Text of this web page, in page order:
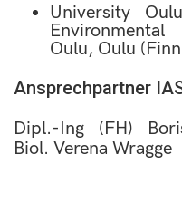
University
Oulu, Oulu
Ansprechpartner
Dipl.-Ing (FH)
Biol. Verena Wragge